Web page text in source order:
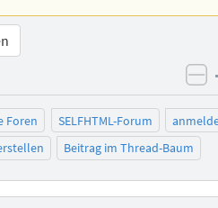
Foren SELFHTML-Forum
Beitrag im Thread-Baum